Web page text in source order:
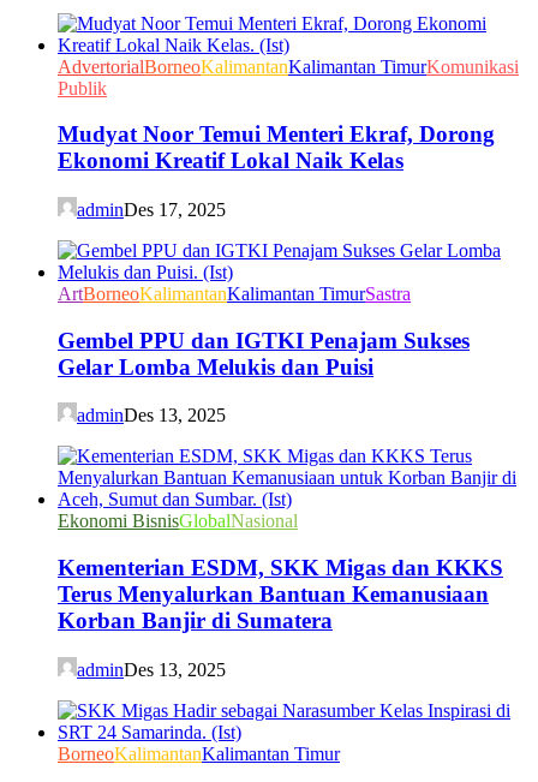
AdvertorialBorneoKalimantanKalimantan TimurKomunikasi
Publik
Mudyat Noor Temui Menteri Ekraf, Dorong
Ekonomi Kreatif Lokal Naik Kelas
adminDes 17, 2025
ArtBorneoKalimantanKalimantan TimurSastra
Gembel PPU dan IGTKI Penajam Sukses
Gelar Lomba Melukis dan Puisi
adminDes 13, 2025
Ekonomi BisnisGlobalNasional
Kementerian ESDM, SKK Migas dan KKKS
Terus Menyalurkan Bantuan Kemanusiaan
Korban Banjir di Sumatera
adminDes 13, 2025
BorneoKalimantanKalimantan Timur